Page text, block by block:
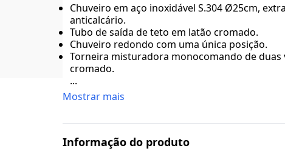
Chuveiro em aço inoxidável S.304 Ø25cm,
anticalcário.
Tubo de saída de teto em latão cromado.
Chuveiro redondo com uma única posição.
Torneira misturadora monocomando de duas
cromado.
...
Mostrar mais
Informação do produto